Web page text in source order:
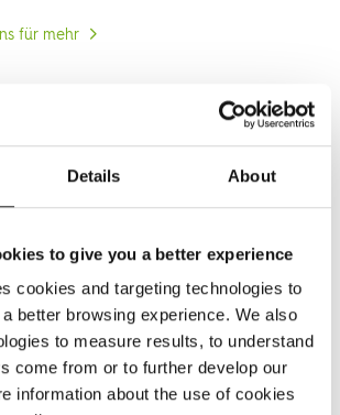
Details About
to give you a better experience
cookies and targeting technologies to
better browsing experience. We also
to measure results, to understand
come from or to further develop our
information about the use of cookies
für mehr